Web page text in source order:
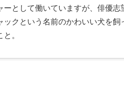
として働いていますが、俳優志
クという名前のかわいい犬を飼
。